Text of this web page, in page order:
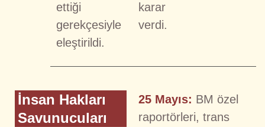
ettiği
gerekçesiyle
eleştirildi.
karar
verdi.
İnsan Hakları
Savunucuları
25 Mayıs: BM özel
raportörleri, trans